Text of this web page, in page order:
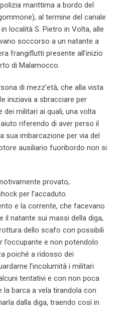
marittima a bordo del
al termine del canale
località S. Pietro in Volta, alle
soccorso a un natante a
frangiflutti presente all’inizio
di Malamocco.
di mezz’età, che alla vista
iniziava a sbracciare per
dei militari ai quali, una volta
riferendo di aver perso il
sua imbarcazione per via del
ausiliario fuoribordo non si
provato,
per l’accaduto.
e la corrente, che facevano
il natante sui massi della diga,
dello scafo con possibili
l’occupante e non potendolo
poiché a ridosso dei
l’incolumità i militari
tentativi e con non poca
barca a vela tirandola con
dalla diga, traendo così in